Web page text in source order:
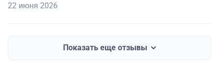
22 июня 2026
Показать еще отзывы